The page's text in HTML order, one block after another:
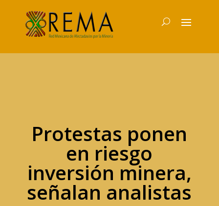
Protestas ponen
en riesgo
inversión minera,
señalan analistas